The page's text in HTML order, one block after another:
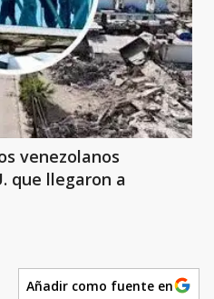
venezolanos
que llegaron a
Añadir como fuente en